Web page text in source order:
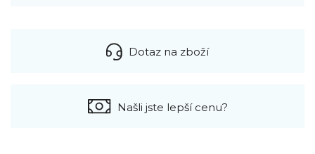
Dotaz na zboží
Našli jste lepší cenu?